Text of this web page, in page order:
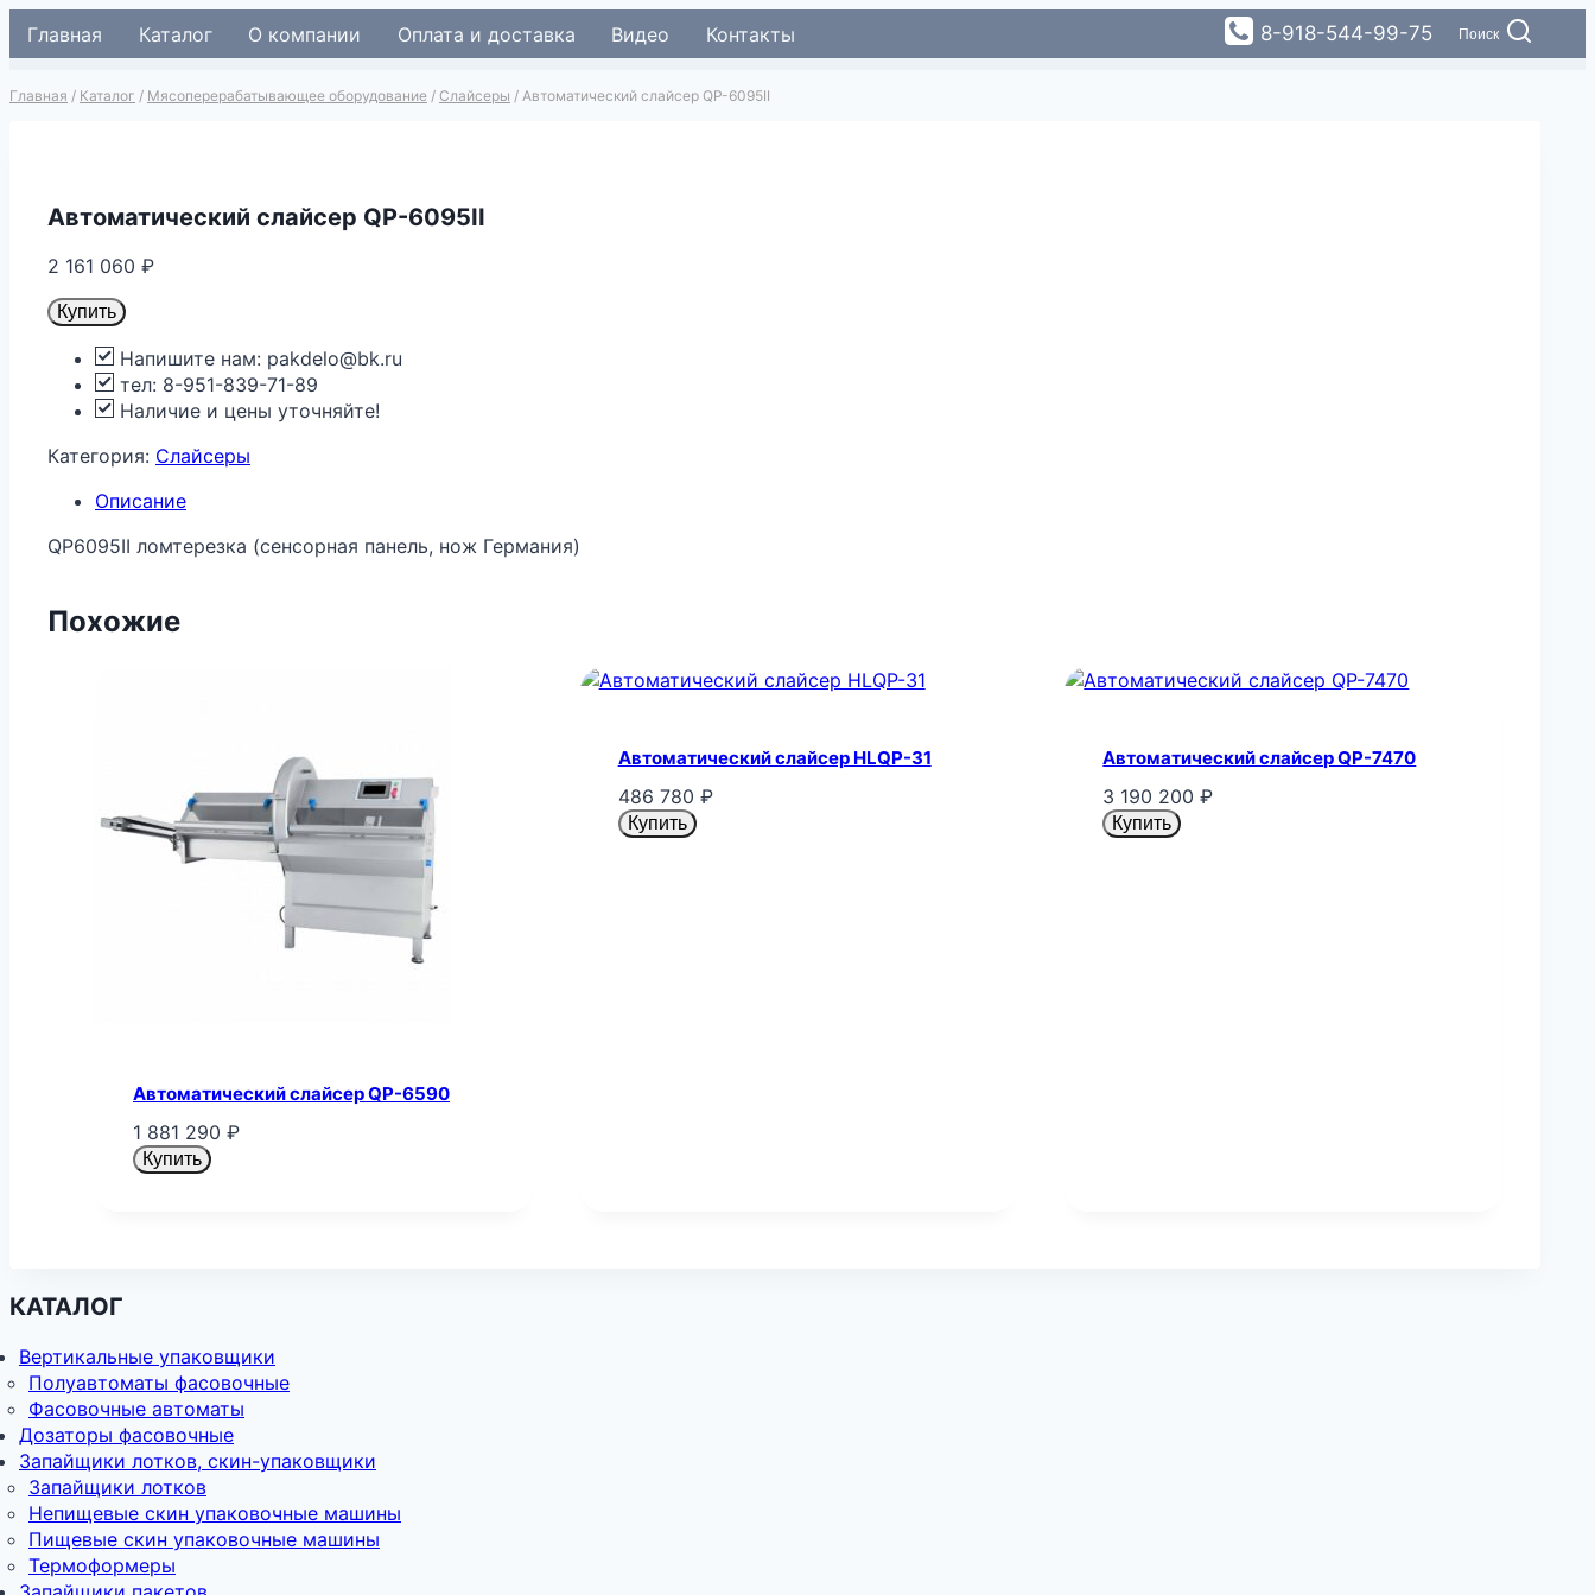
Перейти
Главная Каталог О компании Оплата и доставка Видео Контакты 8-918-544-99-75 Поиск
Главная / Каталог / Мясоперерабатывающее оборудование / Слайсеры / Автоматический слайсер QP-6095II
Автоматический слайсер QP-6095II
2 161 060 ₽
Купить
Напишите нам: pakdelo@bk.ru
тел: 8-951-839-71-89
Наличие и цены уточняйте!
Категория: Слайсеры
Описание
QP6095II ломтерезка (сенсорная панель, нож Германия)
Похожие
Автоматический слайсер QP-6590
1 881 290 ₽
Купить
Автоматический слайсер HLQP-31
486 780 ₽
Купить
Автоматический слайсер QP-7470
3 190 200₽
Купить
КАТАЛОГ
Вертикальные упаковщики
Полуавтоматы фасовочные
Фасовочные автоматы
Дозаторы фасовочные
Запайщики лотков, скин-упаковщики
Запайщики лотков
Непищевые скин упаковочные машины
Пищевые скин упаковочные машины
Термоформеры